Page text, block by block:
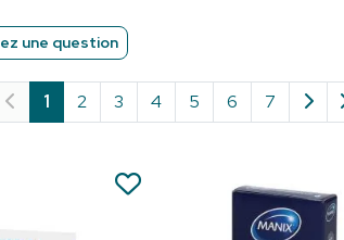
une question
1 2 3 4 5 6 7